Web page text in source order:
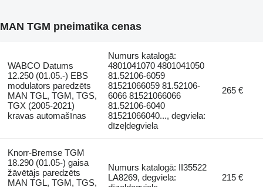
MAN TGM pneimatika cenas
WABCO Datums
12.250 (01.05.-) EBS
modulators paredzēts
MAN TGL, TGM, TGS,
TGX (2005-2021)
kravas automašīnas
Numurs katalogā:
4801041070 4801041050
81.52106-6059
81521066059 81.52106-
6066 81521066066
81.52106-6040
81521066040..., degviela:
dīzeļdegviela
265 €
Knorr-Bremse TGM
18.290 (01.05-) gaisa
žāvētājs paredzēts
MAN TGL, TGM, TGS,
Numurs katalogā: II35522
LA8269, degviela:
215 €